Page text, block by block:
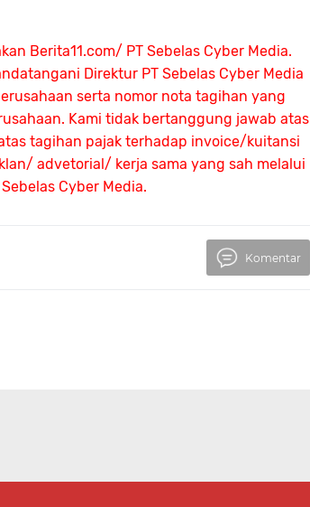
Berita11.com/ PT Sebelas Cyber Media.
Direktur PT Sebelas Cyber Media
serta nomor nota tagihan yang
Kami tidak bertanggung jawab atas
tagihan pajak terhadap invoice/kuitansi
advetorial/ kerja sama yang sah melalui
Sebelas Cyber Media.
Komentar